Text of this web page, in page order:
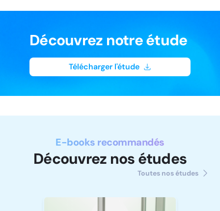
Découvrez notre étude
Télécharger l'étude
E-books recommandés
Découvrez nos études
Toutes nos études